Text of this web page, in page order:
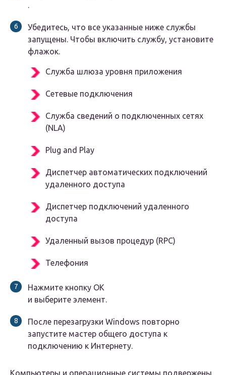
.
Убедитесь, что все указанные ниже службы
запущены. Чтобы включить службу, установите
флажок.
Служба шлюза уровня приложения
Сетевые подключения
Служба сведений о подключенных сетях
(NLA)
Plug and Play
Диспетчер автоматических подключений
удаленного доступа
Диспетчер подключений удаленного
доступа
Удаленный вызов процедур (RPC)
Телефония
Нажмите кнопку ОК
и выберите элемент.
После перезагрузки Windows повторно
запустите мастер общего доступа к
подключению к Интернету.